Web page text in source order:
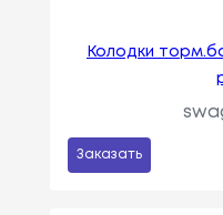
Колодки
Заказать